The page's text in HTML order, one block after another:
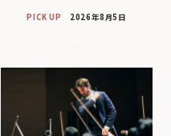
PICK UP 2026年8月5日